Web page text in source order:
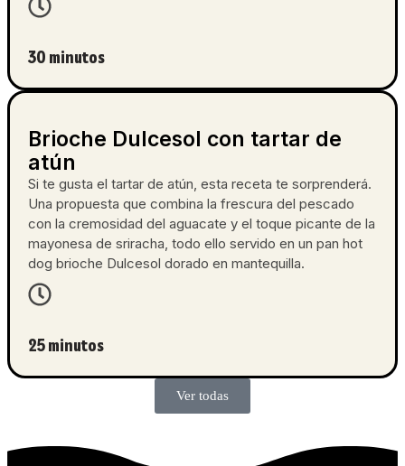
30 minutos
Brioche Dulcesol con tartar de
atún
Si te gusta el tartar de atún, esta receta te sorprenderá.
Una propuesta que combina la frescura del pescado
con la cremosidad del aguacate y el toque picante de la
mayonesa de sriracha, todo ello servido en un pan hot
dog brioche Dulcesol dorado en mantequilla.
25 minutos
Ver todas